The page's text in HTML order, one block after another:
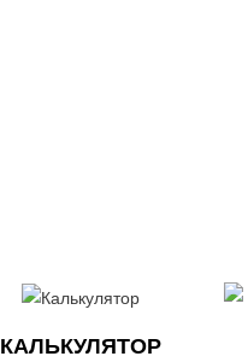
КАЛЬКУЛЯТОР